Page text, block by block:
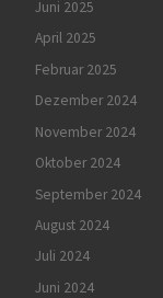
Juni 2025
April 2025
Februar 2025
Dezember 2024
November 2024
Oktober 2024
September 2024
August 2024
Juli 2024
Juni 2024